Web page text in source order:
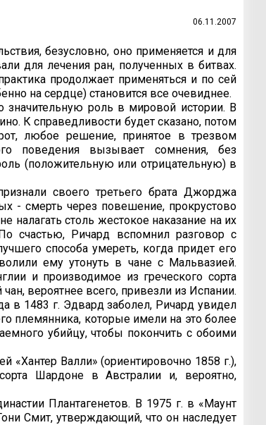
06.11.2007
безусловно, оно применяется и для
для лечения ран, полученных в битвах.
продолжает применяться и по сей
на сердце) становится все очевиднее.
значительную роль в мировой истории. В
К справедливости будет сказано, потом
любое решение, принятое в трезвом
поведения вызывает сомнения, без
(положительную или отрицательную) в
своего третьего брата Джорджа
- смерть через повешение, прокрустово
налагать столь жестокое наказание на их
счастью, Ричард вспомнил разговор с
способа умереть, когда придет его
ему утонуть в чане с Мальвазией.
и производимое из греческого сорта
вероятнее всего, привезли из Испании.
в 1483 г. Эдвард заболел, Ричард увидел
племянника, которые имели на это более
убийцу, чтобы покончить с обоими
Валли» (ориентировочно 1858 г.),
Шардоне в Австралии и, вероятно,
Плантагенетов. В 1975 г. в «Маунт
Смит, утверждающий, что он наследует